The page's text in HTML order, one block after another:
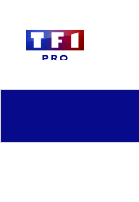
contenu